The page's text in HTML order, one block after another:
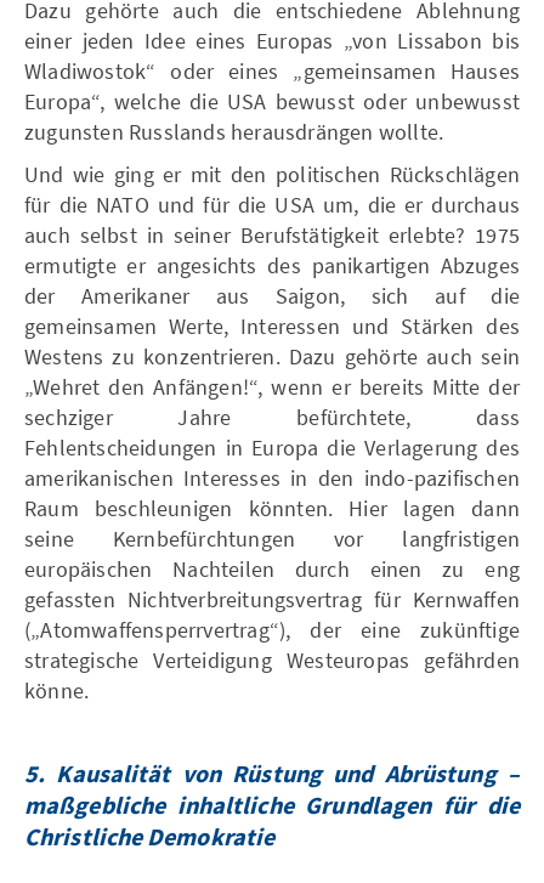
Dazu gehörte auch die entschiedene Ablehnung
einer jeden Idee eines Europas „von Lissabon bis
Wladiwostok“ oder eines „gemeinsamen Hauses
Europa“, welche die USA bewusst oder unbewusst
zugunsten Russlands herausdrängen wollte.
Und wie ging er mit den politischen Rückschlägen
für die NATO und für die USA um, die er durchaus
auch selbst in seiner Berufstätigkeit erlebte? 1975
ermutigte er angesichts des panikartigen Abzuges
der Amerikaner aus Saigon, sich auf die
gemeinsamen Werte, Interessen und Stärken des
Westens zu konzentrieren. Dazu gehörte auch sein
„Wehret den Anfängen!“, wenn er bereits Mitte der
sechziger Jahre befürchtete, dass
Fehlentscheidungen in Europa die Verlagerung des
amerikanischen Interesses in den indo-pazifischen
Raum beschleunigen könnten. Hier lagen dann
seine Kernbefürchtungen vor langfristigen
europäischen Nachteilen durch einen zu eng
gefassten Nichtverbreitungsvertrag für Kernwaffen
(„Atomwaffensperrvertrag“), der eine zukünftige
strategische Verteidigung Westeuropas gefährden
könne.
5. Kausalität von Rüstung und Abrüstung –
maßgebliche inhaltliche Grundlagen für die
Christliche Demokratie